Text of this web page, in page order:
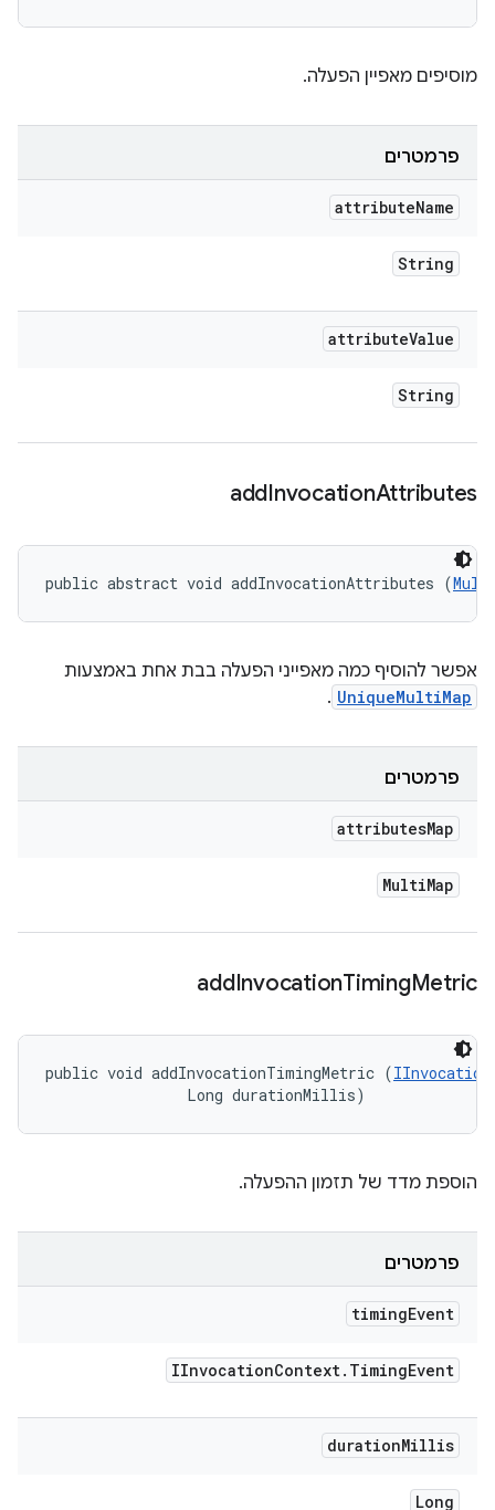
מוסיפים מאפיין הפעלה.
פרמטרים
attributeName
String
attributeValue
String
addInvocationAttributes
public abstract void addInvocationAttributes (
אפשר להוסיף כמה מאפייני הפעלה בבת אחת באמצעות
UniqueMultiMap
.
פרמטרים
attributesMap
MultiMap
addInvocationTimingMetric
public void addInvocationTimingMetric (
                Long durationMillis)
הוספת מדד של תזמון ההפעלה.
פרמטרים
timingEvent
IInvocationContext. TimingEvent
durationMillis
Long